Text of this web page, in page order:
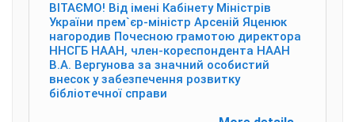
ВІТАЄМО! Від імені Кабінету Міністрів
України прем`єр-міністр Арсеній Яценюк
нагородив Почесною грамотою директора
ННСГБ НААН, член-кореспондента НААН
В.А. Вергунова за значний особистий
внесок у забезпечення розвитку
бібліотечної справи